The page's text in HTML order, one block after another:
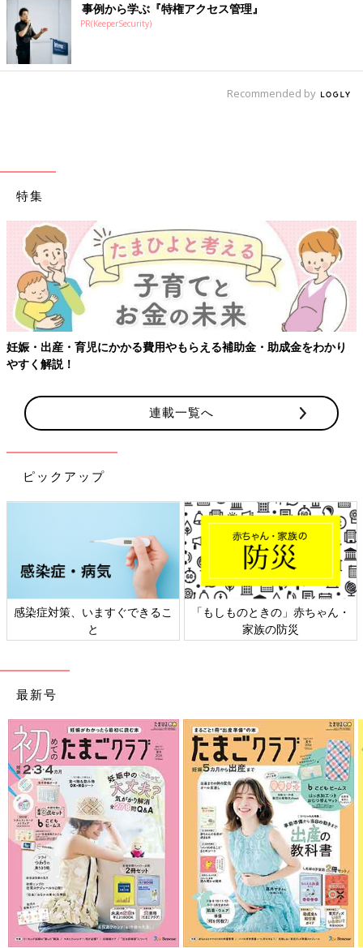
事例から学ぶ『特権アクセス管理』
PR(KeeperSecurity)
Recommended by
特集
妊娠・出産・育児にかかる費用やもらえる補助金・助成金をわかり
やすく解説！
連載一覧へ
ピックアップ
感染症対策、いますぐできるこ
と
「もしものときの」赤ちゃん・
家族の防災
最新号